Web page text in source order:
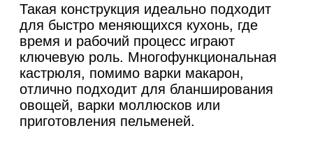
Такая конструкция идеально подходит
для быстро меняющихся кухонь, где
время и рабочий процесс играют
ключевую роль. Многофункциональная
кастрюля, помимо варки макарон,
отлично подходит для бланширования
овощей, варки моллюсков или
приготовления пельменей.